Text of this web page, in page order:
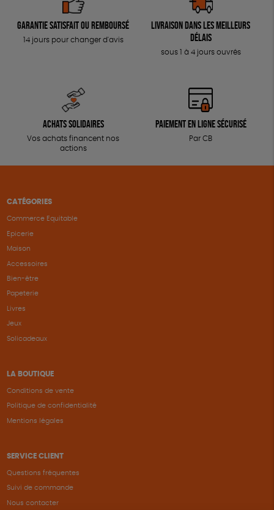
Garantie satisfait ou remboursé
14 jours pour changer d'avis
Livraison dans les meilleurs
délais
sous 1 à 4 jours ouvrés
Achats solidaires
Vos achats financent nos
actions
Paiement en ligne sécurisé
Par CB
CATÉGORIES
Commerce Equitable
Epicerie
Maison
Accessoires
Bien-être
Papeterie
Livres
Jeux
Solicadeaux
LA BOUTIQUE
Conditions de vente
Politique de confidentialité
Mentions légales
SERVICE CLIENT
Questions fréquentes
Suivi de commande
Nous contacter